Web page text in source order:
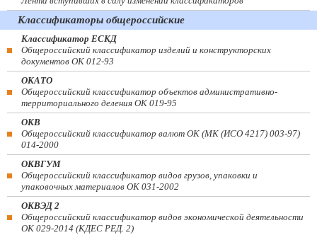
Классификаторы общероссийские
Классификатор ЕСКД
Общероссийский классификатор изделий и конструкторских
документов ОК 012-93
ОКАТО
Общероссийский классификатор объектов административно-
территориального деления ОК 019-95
ОКВ
Общероссийский классификатор валют ОК (МК (ИСО 4217) 003-97)
014-2000
ОКВГУМ
Общероссийский классификатор видов грузов, упаковки и
упаковочных материалов ОК 031-2002
ОКВЭД 2
Общероссийский классификатор видов экономической деятельности
ОК 029-2014 (КДЕС РЕД. 2)